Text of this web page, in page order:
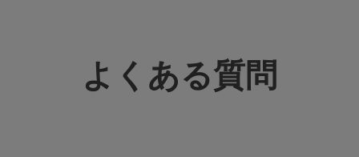
よくある質問